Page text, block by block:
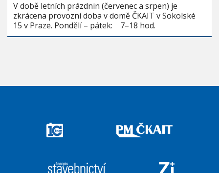
V době letních prázdnin (červenec a srpen) je
zkrácena provozní doba v domě ČKAIT v Sokolské
15 v Praze. Pondělí – pátek: 7–18 hod.